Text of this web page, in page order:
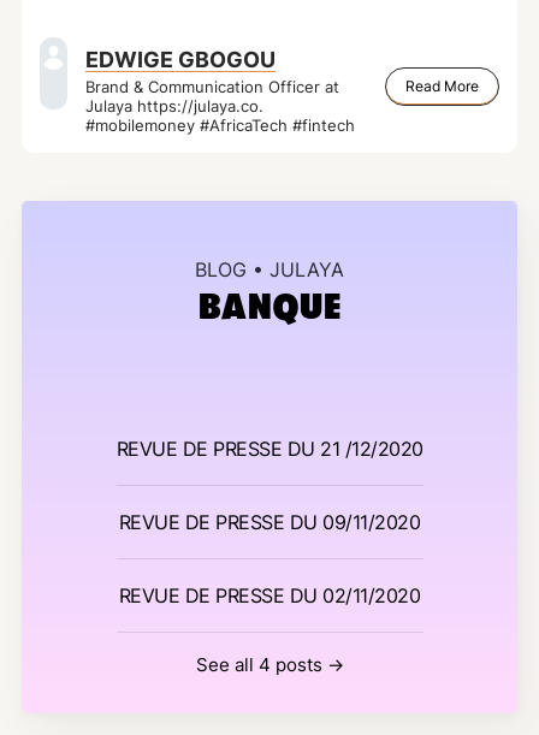
EDWIGE GBOGOU
Brand & Communication Officer at
Julaya https://julaya.co.
#mobilemoney #AfricaTech #fintech
Read More
BLOG • JULAYA
BANQUE
REVUE DE PRESSE DU 21 /12/2020
REVUE DE PRESSE DU 09/11/2020
REVUE DE PRESSE DU 02/11/2020
See all 4 posts →